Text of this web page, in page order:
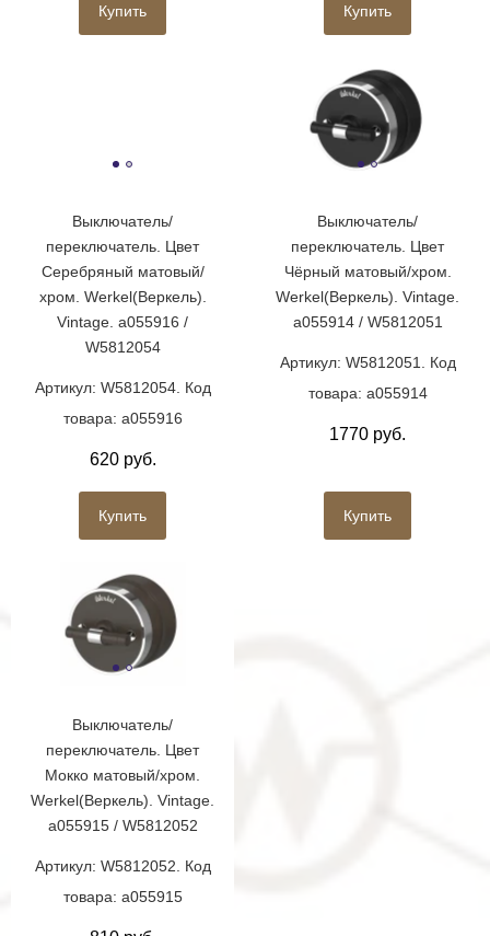
Купить Купить
Выключатель/
переключатель. Цвет
Серебряный матовый/
хром. Werkel(Веркель).
Vintage. a055916 /
W5812054
Артикул: W5812054. Код
товара: a055916
620 руб.
Купить
Выключатель/
переключатель. Цвет
Чёрный матовый/хром.
Werkel(Веркель). Vintage.
a055914 / W5812051
Артикул: W5812051. Код
товара: a055914
1770 руб.
Купить
Выключатель/
переключатель. Цвет
Мокко матовый/хром.
Werkel(Веркель). Vintage.
a055915 / W5812052
Артикул: W5812052. Код
товара: a055915